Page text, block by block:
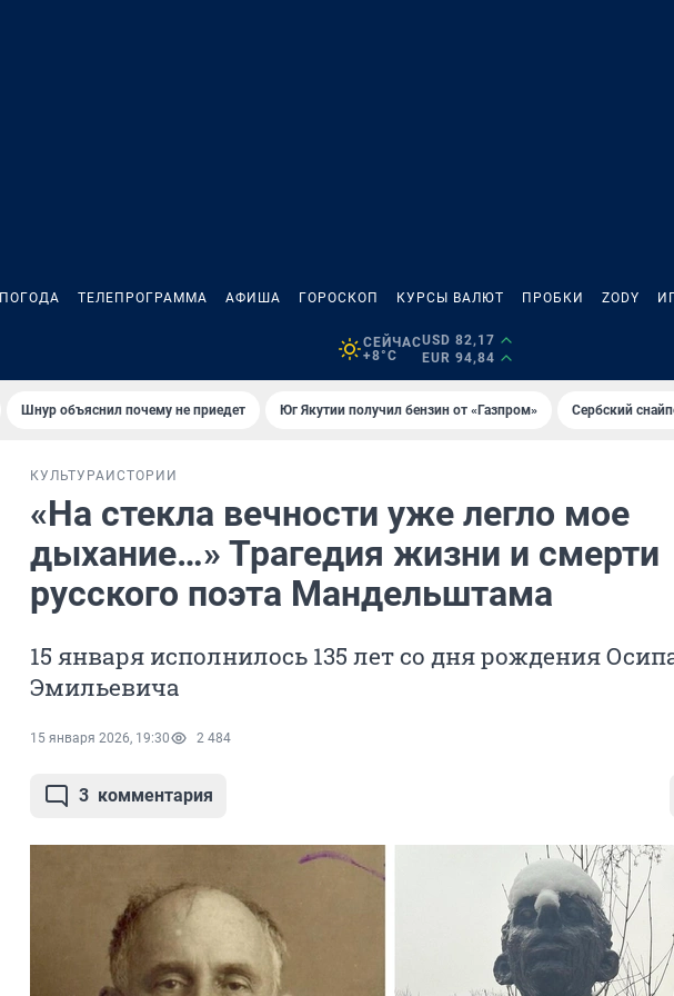
ПОГОДА ТЕЛЕПРОГРАММА АФИША ГОРОСКОП КУРСЫ ВАЛЮТ ПРОБКИ ZODY
СЕЙЧАС
+8°C
USD 82,17
EUR 94,84
Шнур объяснил почему не приедет Юг Якутии получил бензин от «Газпром» Сербский
КУЛЬТУРА ИСТОРИИ
«На стекла вечности уже легло мое
дыхание…» Трагедия жизни и смерти
русского поэта Мандельштама
15 января исполнилось 135 лет со дня рождения
Эмильевича
15 января 2026, 19:30 2 484
3 комментария